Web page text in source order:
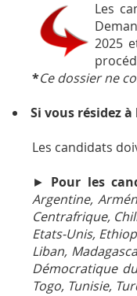
Les
2025
*Ce dossier ne
Si vous résidez
Les candidats
► Pour les
Argentine,
Centrafrique,
Etats-Unis,
Liban,
Démocratique
Togo, Tunisie,